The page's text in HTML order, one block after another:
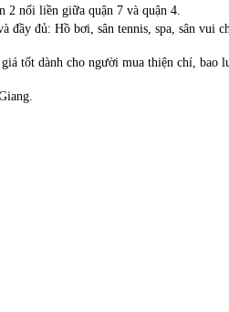
nối liền giữa quận 7 và quận 4.
đầy đủ: Hồ bơi, sân tennis, spa, sân vui
tốt dành cho người mua thiện chí, bao